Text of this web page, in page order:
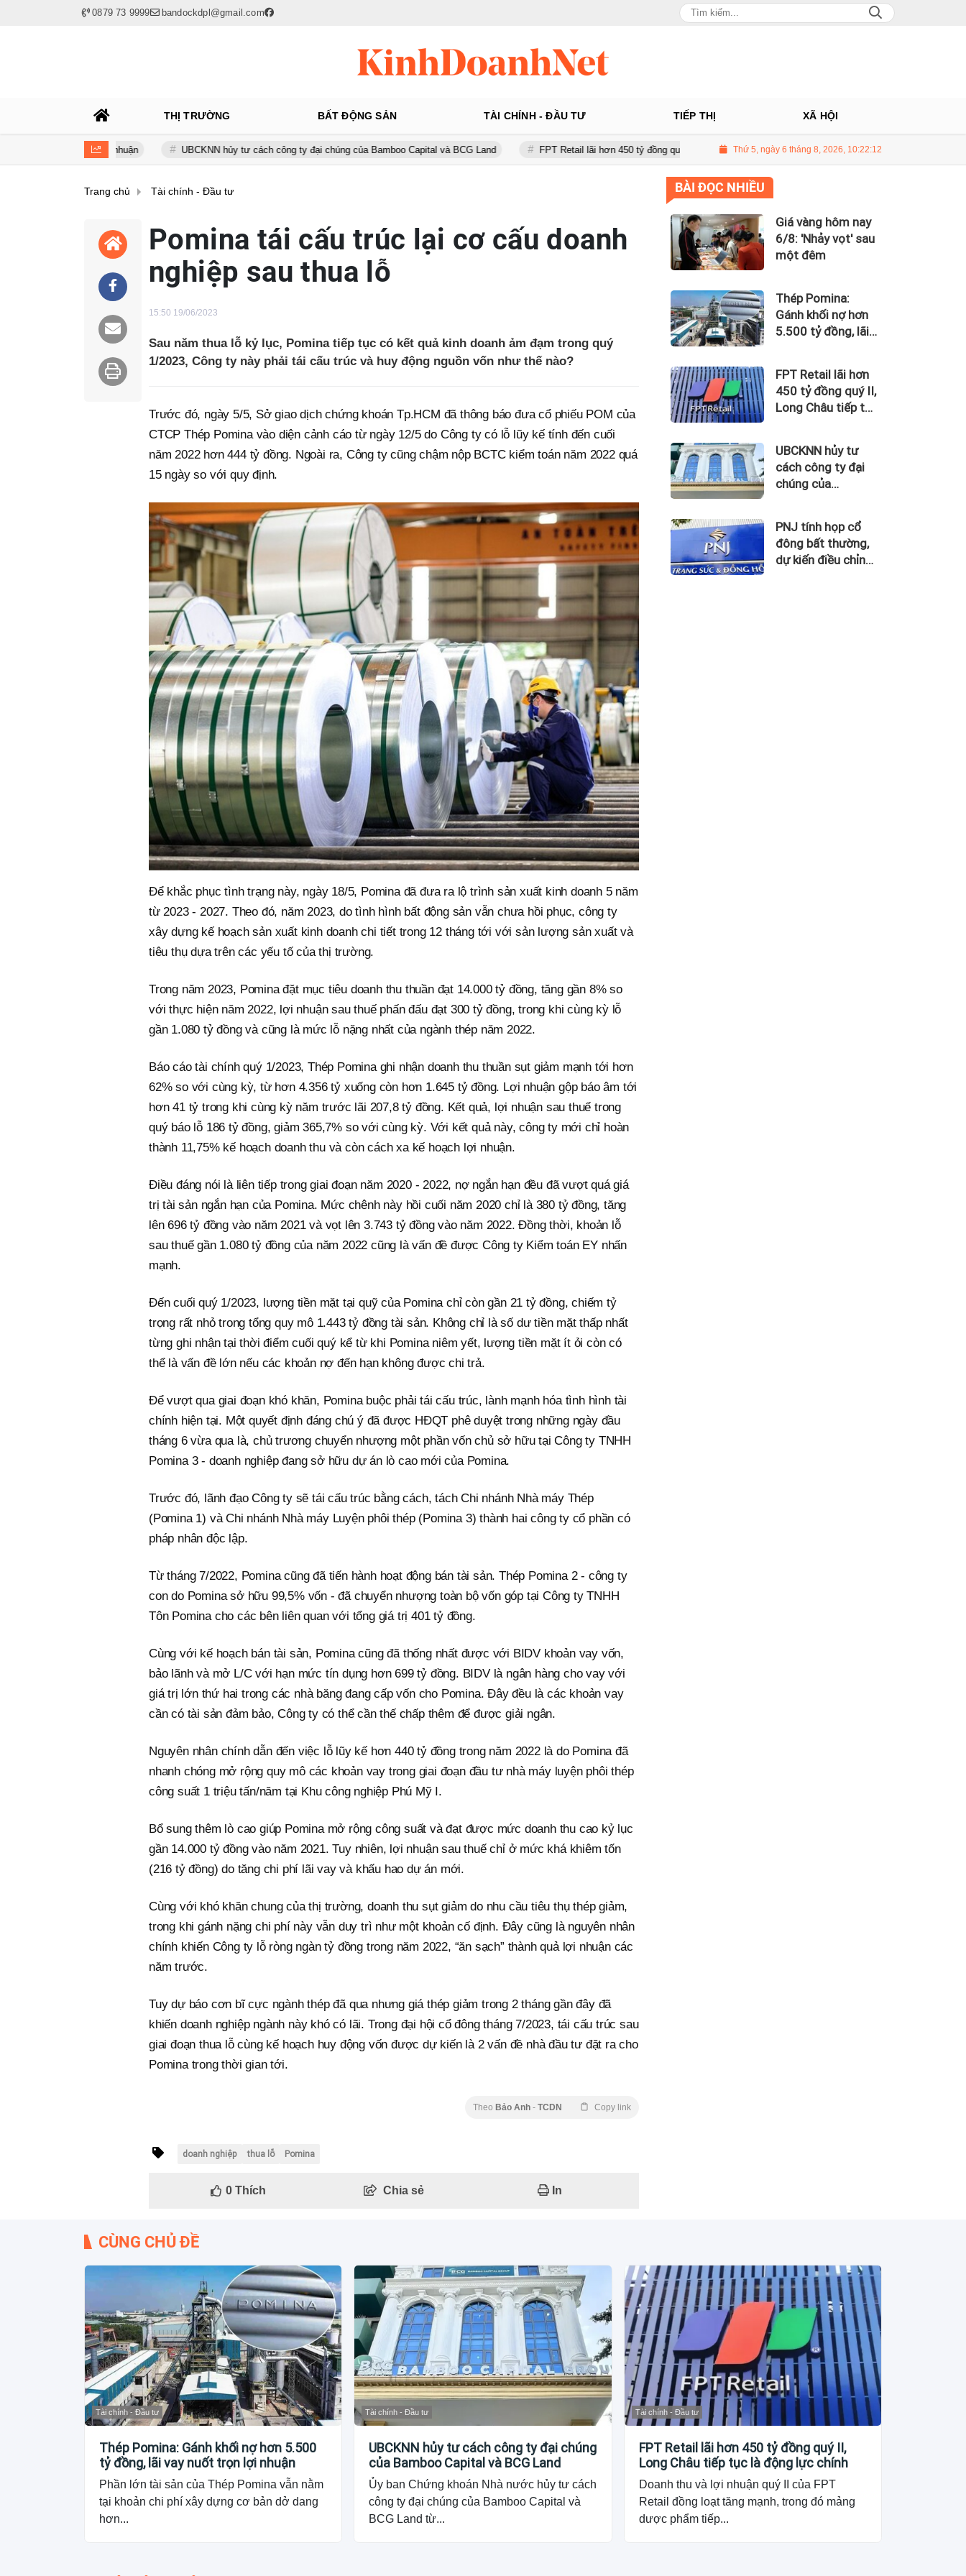
0879 73 9999 bandockdpl@gmail.com
THỊ TRƯỜNG BẤT ĐỘNG SẢN TÀI CHÍNH - ĐẦU TƯ TIẾP THỊ XÃ HỘI
UBCKNN hủy tư cách công ty đại chúng của Bamboo Capital và BCG Land FPT Retail lãi hơn 450 tỷ đồng quý II, Long Châu tiếp tục là động lực chính PNJ tính họp cổ đông bất
Thứ 5, ngày 6 tháng 8, 2026, 10:22:13
Trang chủ Tài chính - Đầu tư
Pomina tái cấu trúc lại cơ cấu doanh
nghiệp sau thua lỗ
15:50 19/06/2023
Sau năm thua lỗ kỷ lục, Pomina tiếp tục có kết quả kinh doanh ảm đạm trong quý
1/2023, Công ty này phải tái cấu trúc và huy động nguồn vốn như thế nào?
Trước đó, ngày 5/5, Sở giao dịch chứng khoán Tp.HCM đã thông báo đưa cổ phiếu POM của
CTCP Thép Pomina vào diện cảnh cáo từ ngày 12/5 do Công ty có lỗ lũy kế tính đến cuối
năm 2022 hơn 444 tỷ đồng. Ngoài ra, Công ty cũng chậm nộp BCTC kiểm toán năm 2022 quá
15 ngày so với quy định.
Để khắc phục tình trạng này, ngày 18/5, Pomina đã đưa ra lộ trình sản xuất kinh doanh 5 năm
từ 2023 - 2027. Theo đó, năm 2023, do tình hình bất động sản vẫn chưa hồi phục, công ty
xây dựng kế hoạch sản xuất kinh doanh chi tiết trong 12 tháng tới với sản lượng sản xuất và
tiêu thụ dựa trên các yếu tố của thị trường.
Trong năm 2023, Pomina đặt mục tiêu doanh thu thuần đạt 14.000 tỷ đồng, tăng gần 8% so
với thực hiện năm 2022, lợi nhuận sau thuế phấn đấu đạt 300 tỷ đồng, trong khi cùng kỳ lỗ
gần 1.080 tỷ đồng và cũng là mức lỗ nặng nhất của ngành thép năm 2022.
Báo cáo tài chính quý 1/2023, Thép Pomina ghi nhận doanh thu thuần sụt giảm mạnh tới hơn
62% so với cùng kỳ, từ hơn 4.356 tỷ xuống còn hơn 1.645 tỷ đồng. Lợi nhuận gộp báo âm tới
hơn 41 tỷ trong khi cùng kỳ năm trước lãi 207,8 tỷ đồng. Kết quả, lợi nhuận sau thuế trong
quý báo lỗ 186 tỷ đồng, giảm 365,7% so với cùng kỳ. Với kết quả này, công ty mới chỉ hoàn
thành 11,75% kế hoạch doanh thu và còn cách xa kế hoạch lợi nhuận.
Điều đáng nói là liên tiếp trong giai đoạn năm 2020 - 2022, nợ ngắn hạn đều đã vượt quá giá
trị tài sản ngắn hạn của Pomina. Mức chênh này hồi cuối năm 2020 chỉ là 380 tỷ đồng, tăng
lên 696 tỷ đồng vào năm 2021 và vọt lên 3.743 tỷ đồng vào năm 2022. Đồng thời, khoản lỗ
sau thuế gần 1.080 tỷ đồng của năm 2022 cũng là vấn đề được Công ty Kiểm toán EY nhấn
mạnh.
Đến cuối quý 1/2023, lượng tiền mặt tại quỹ của Pomina chỉ còn gần 21 tỷ đồng, chiếm tỷ
trọng rất nhỏ trong tổng quy mô 1.443 tỷ đồng tài sản. Không chỉ là số dư tiền mặt thấp nhất
từng ghi nhận tại thời điểm cuối quý kể từ khi Pomina niêm yết, lượng tiền mặt ít ỏi còn có
thể là vấn đề lớn nếu các khoản nợ đến hạn không được chi trả.
Để vượt qua giai đoạn khó khăn, Pomina buộc phải tái cấu trúc, lành mạnh hóa tình hình tài
chính hiện tại. Một quyết định đáng chú ý đã được HĐQT phê duyệt trong những ngày đầu
tháng 6 vừa qua là, chủ trương chuyển nhượng một phần vốn chủ sở hữu tại Công ty TNHH
Pomina 3 - doanh nghiệp đang sở hữu dự án lò cao mới của Pomina.
Trước đó, lãnh đạo Công ty sẽ tái cấu trúc bằng cách, tách Chi nhánh Nhà máy Thép
(Pomina 1) và Chi nhánh Nhà máy Luyện phôi thép (Pomina 3) thành hai công ty cổ phần có
pháp nhân độc lập.
Từ tháng 7/2022, Pomina cũng đã tiến hành hoạt động bán tài sản. Thép Pomina 2 - công ty
con do Pomina sở hữu 99,5% vốn - đã chuyển nhượng toàn bộ vốn góp tại Công ty TNHH
Tôn Pomina cho các bên liên quan với tổng giá trị 401 tỷ đồng.
Cùng với kế hoạch bán tài sản, Pomina cũng đã thống nhất được với BIDV khoản vay vốn,
bảo lãnh và mở L/C với hạn mức tín dụng hơn 699 tỷ đồng. BIDV là ngân hàng cho vay với
giá trị lớn thứ hai trong các nhà băng đang cấp vốn cho Pomina. Đây đều là các khoản vay
cần có tài sản đảm bảo, Công ty có thể cần thế chấp thêm để được giải ngân.
Nguyên nhân chính dẫn đến việc lỗ lũy kế hơn 440 tỷ đồng trong năm 2022 là do Pomina đã
nhanh chóng mở rộng quy mô các khoản vay trong giai đoạn đầu tư nhà máy luyện phôi thép
công suất 1 triệu tấn/năm tại Khu công nghiệp Phú Mỹ I.
Bổ sung thêm lò cao giúp Pomina mở rộng công suất và đạt được mức doanh thu cao kỷ lục
gần 14.000 tỷ đồng vào năm 2021. Tuy nhiên, lợi nhuận sau thuế chỉ ở mức khá khiêm tốn
(216 tỷ đồng) do tăng chi phí lãi vay và khấu hao dự án mới.
Cùng với khó khăn chung của thị trường, doanh thu sụt giảm do nhu cầu tiêu thụ thép giảm,
trong khi gánh nặng chi phí này vẫn duy trì như một khoản cố định. Đây cũng là nguyên nhân
chính khiến Công ty lỗ ròng ngàn tỷ đồng trong năm 2022, “ăn sạch” thành quả lợi nhuận các
năm trước.
Tuy dự báo cơn bĩ cực ngành thép đã qua nhưng giá thép giảm trong 2 tháng gần đây đã
khiến doanh nghiệp ngành này khó có lãi. Trong đại hội cổ đông tháng 7/2023, tái cấu trúc sau
giai đoạn thua lỗ cùng kế hoạch huy động vốn được dự kiến là 2 vấn đề nhà đầu tư đặt ra cho
Pomina trong thời gian tới.
Theo Bảo Anh - TCDN Copy link
doanh nghiệp thua lỗ Pomina
0Thích Chia sẻ In
BÀI ĐỌC NHIỀU
Giá vàng hôm nay
6/8: 'Nhảy vọt' sau
một đêm
Thép Pomina:
Gánh khối nợ hơn
5.500 tỷ đồng, lãi
FPT Retail lãi hơn
450 tỷ đồng quý II,
Long Châu tiếp tục
UBCKNN hủy tư
cách công ty đại
chúng của
PNJ tính họp cổ
đông bất thường,
dự kiến điều chỉnh
CÙNG CHỦ ĐỀ
Tài chính - Đầu tư
Thép Pomina: Gánh khối nợ hơn 5.500
tỷ đồng, lãi vay nuốt trọn lợi nhuận
Phần lớn tài sản của Thép Pomina vẫn nằm
tại khoản chi phí xây dựng cơ bản dở dang
hơn...
Tài chính - Đầu tư
UBCKNN hủy tư cách công ty đại chúng
của Bamboo Capital và BCG Land
Ủy ban Chứng khoán Nhà nước hủy tư cách
công ty đại chúng của Bamboo Capital và
BCG Land từ...
Tài chính - Đầu tư
FPT Retail lãi hơn 450 tỷ đồng quý II,
Long Châu tiếp tục là động lực chính
Doanh thu và lợi nhuận quý II của FPT
Retail đồng loạt tăng mạnh, trong đó mảng
dược phẩm tiếp...